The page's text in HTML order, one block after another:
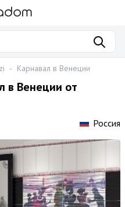
- Карнавал в Венеции
в Венеции от
Россия